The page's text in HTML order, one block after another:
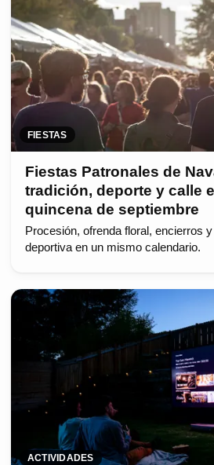
FIESTAS
Fiestas Patronales de
tradición, deporte y calle
quincena de septiembre
Procesión, ofrenda floral, encierros
deportiva en un mismo calendario.
ACTIVIDADES